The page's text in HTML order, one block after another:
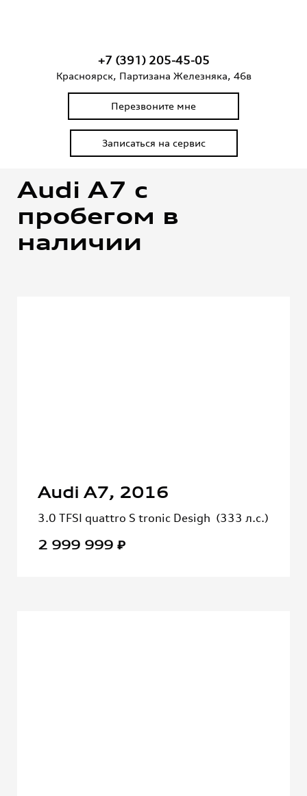
+7 (391) 205-45-05
Красноярск, Партизана Железняка, 46в
Перезвоните мне
Записаться на сервис
Audi А7 с
пробегом в
наличии
Audi A7, 2016
3.0 TFSI quattro S tronic Desigh (333 л.с.)
2 999 999 ₽